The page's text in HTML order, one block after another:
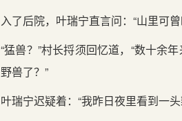
入了后院，叶瑞宁直言问：“山里可
“猛兽？”村长捋须回忆道，“数十余
野兽了？”
叶瑞宁迟疑着：“我昨日夜里看到一